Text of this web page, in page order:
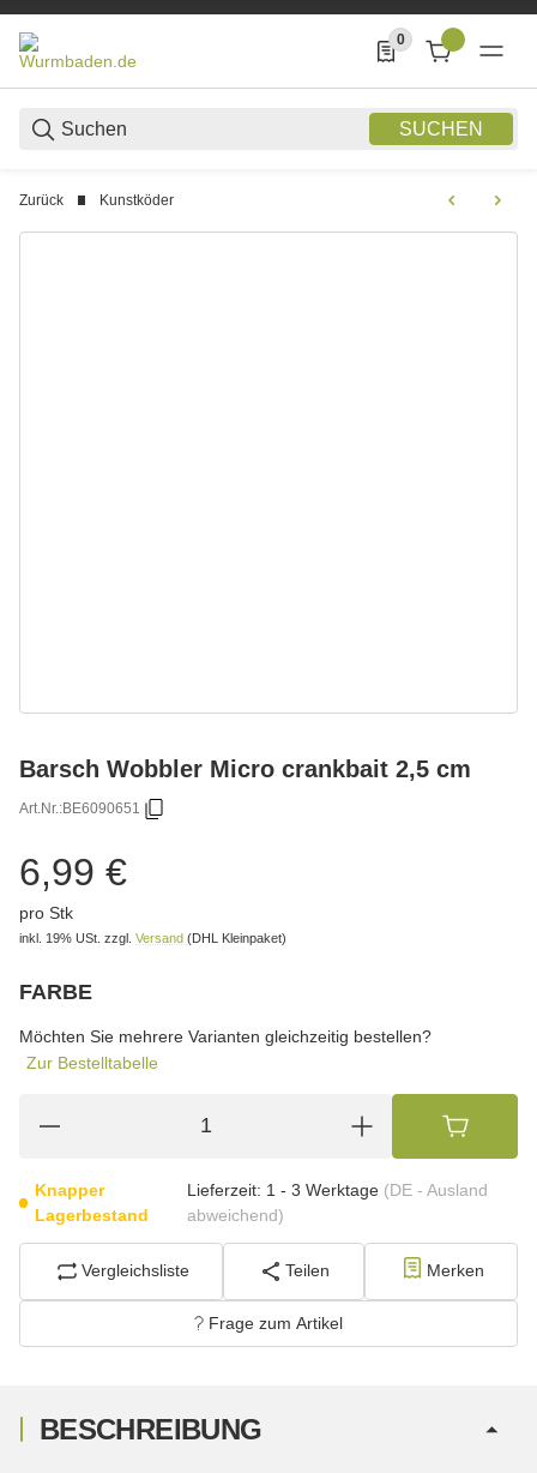
SUCHEN
0
0 Produkte in der
Zurück Kunstköder
Barsch Wobbler Micro crankbait 2,5 cm
Art.Nr.:BE6090651
6,99 €
pro Stk
inkl. 19% USt. zzgl. Versand (DHL Kleinpaket)
FARBE
Möchten Sie mehrere Varianten gleichzeitig bestellen?
Zur Bestelltabelle
Knapper
Lagerbestand
Lieferzeit: 1 - 3 Werktage (DE - Ausland
abweichend)
Vergleichsliste Teilen Merken
Frage zum Artikel
BESCHREIBUNG